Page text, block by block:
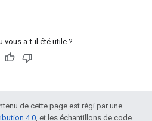
vous a-t-il été utile ?
de cette page est régi par une
4.0, et les échantillons de code